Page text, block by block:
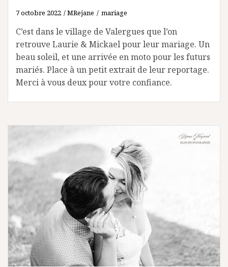
7 octobre 2022 MRejane mariage
C’est dans le village de Valergues que l’on
retrouve Laurie & Mickael pour leur mariage. Un
beau soleil, et une arrivée en moto pour les futurs
mariés. Place à un petit extrait de leur reportage.
Merci à vous deux pour votre confiance.